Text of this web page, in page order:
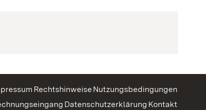
Rechtshinweise Nutzungsbedingungen
Datenschutzerklärung Kontakt